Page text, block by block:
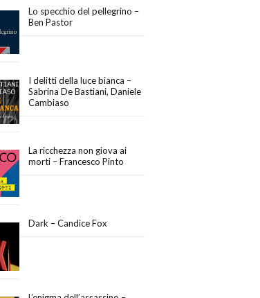
Lo specchio del pellegrino –
Ben Pastor
I delitti della luce bianca –
Sabrina De Bastiani, Daniele
Cambiaso
La ricchezza non giova ai
morti – Francesco Pinto
Dark – Candice Fox